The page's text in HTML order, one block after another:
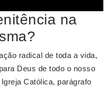
na
radical de toda a vida,
Deus de todo o nosso
Católica, parágrafo